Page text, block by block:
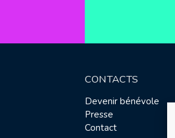
CONTACTS
Devenir bénévole
Presse
Contact